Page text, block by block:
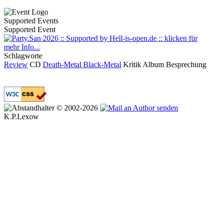
Supported Events
Supported Event
Schlagworte
Review CD Death-Metal Black-Metal Kritik Album Besprechung
© 2002-2026
K.P.Lexow